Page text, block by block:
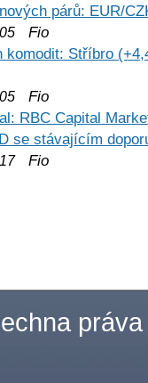
párů: EUR/
Fio
komodit: Stříbro
Fio
RBC Capital
se stávajícím
Fio
práva